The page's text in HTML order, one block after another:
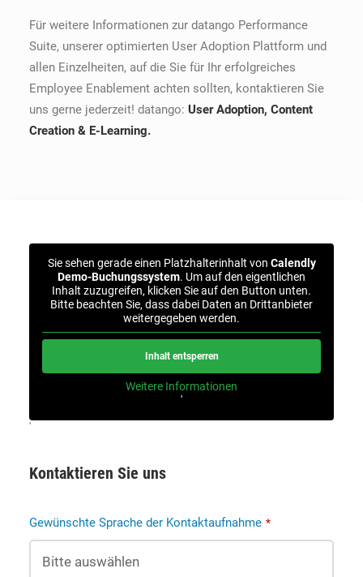
Für weitere Informationen zur datango Performance
Suite, unserer optimierten User Adoption Plattform und
allen Einzelheiten, auf die Sie für Ihr erfolgreiches
Employee Enablement achten sollten, kontaktieren Sie
uns gerne jederzeit! datango: User Adoption, Content
Creation & E-Learning.
Sie sehen gerade einen Platzhalterinhalt von Calendly
Demo-Buchungssystem. Um auf den eigentlichen
Inhalt zuzugreifen, klicken Sie auf den Button unten.
Bitte beachten Sie, dass dabei Daten an Drittanbieter
weitergegeben werden.
Inhalt entsperren
Weitere Informationen
'
'
Kontaktieren Sie uns
Gewünschte Sprache der Kontaktaufnahme *